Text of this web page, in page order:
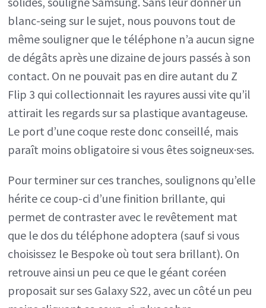
blanc-seing sur le sujet, nous pouvons tout de
même souligner que le téléphone n’a aucun signe
de dégâts après une dizaine de jours passés à son
contact. On ne pouvait pas en dire autant du Z
Flip 3 qui collectionnait les rayures aussi vite qu’il
attirait les regards sur sa plastique avantageuse.
Le port d’une coque reste donc conseillé, mais
paraît moins obligatoire si vous êtes soigneux·ses.
Pour terminer sur ces tranches, soulignons qu’elle
hérite ce coup-ci d’une finition brillante, qui
permet de contraster avec le revêtement mat
que le dos du téléphone adoptera (sauf si vous
choisissez le Bespoke où tout sera brillant). On
retrouve ainsi un peu ce que le géant coréen
proposait sur ses Galaxy S22, avec un côté un peu